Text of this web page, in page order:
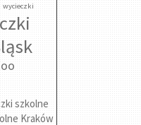
wycieczki
szkolne
Kraków